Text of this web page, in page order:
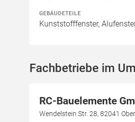
GEBÄUDETEILE
Kunststofffenster,
Fachbetriebe im
RC-Bauelemente
Wendelstein Str. 28, 82041